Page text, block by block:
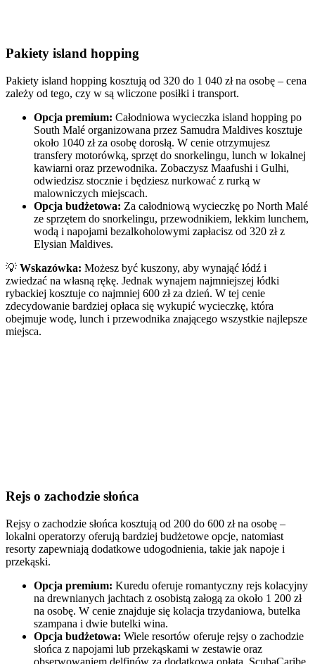
Pakiety island hopping
Pakiety island hopping kosztują od 320 do 1 040 zł na osobę – cena
zależy od tego, czy w są wliczone posiłki i transport.
Opcja premium: Całodniowa wycieczka island hopping po
South Malé organizowana przez Samudra Maldives kosztuje
około 1040 zł za osobę dorosłą. W cenie otrzymujesz
transfery motorówką, sprzęt do snorkelingu, lunch w lokalnej
kawiarni oraz przewodnika. Zobaczysz Maafushi i Gulhi,
odwiedzisz stocznie i będziesz nurkować z rurką w
malowniczych miejscach.
Opcja budżetowa: Za całodniową wycieczkę po North Malé
ze sprzętem do snorkelingu, przewodnikiem, lekkim lunchem,
wodą i napojami bezalkoholowymi zapłacisz od 320 zł z
Elysian Maldives.
💡 Wskazówka: Możesz być kuszony, aby wynająć łódź i
zwiedzać na własną rękę. Jednak wynajem najmniejszej łódki
rybackiej kosztuje co najmniej 600 zł za dzień. W tej cenie
zdecydowanie bardziej opłaca się wykupić wycieczkę, która
obejmuje wodę, lunch i przewodnika znającego wszystkie najlepsze
miejsca.
Rejs o zachodzie słońca
Rejsy o zachodzie słońca kosztują od 200 do 600 zł na osobę –
lokalni operatorzy oferują bardziej budżetowe opcje, natomiast
resorty zapewniają dodatkowe udogodnienia, takie jak napoje i
przekąski.
Opcja premium: Kuredu oferuje romantyczny rejs kolacyjny
na drewnianych jachtach z osobistą załogą za około 1 200 zł
na osobę. W cenie znajduje się kolacja trzydaniowa, butelka
szampana i dwie butelki wina.
Opcja budżetowa: Wiele resortów oferuje rejsy o zachodzie
słońca z napojami lub przekąskami w zestawie oraz
obserwowaniem delfinów za dodatkową opłatą. ScubaCaribe